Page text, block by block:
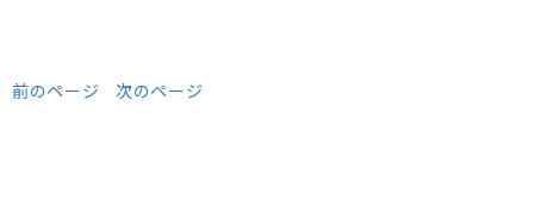
前のページ 次のページ